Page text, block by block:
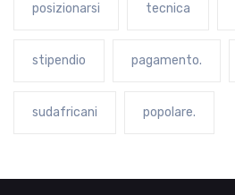
posizionarsi tecnica
stipendio pagamento.
sudafricani popolare.